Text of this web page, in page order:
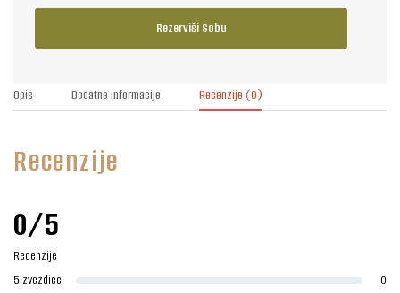
Opis Dodatne informacije Recenzije (0)
Recenzije
0/5
Recenzije
5 zvezdice
0
Rezerviši Sobu